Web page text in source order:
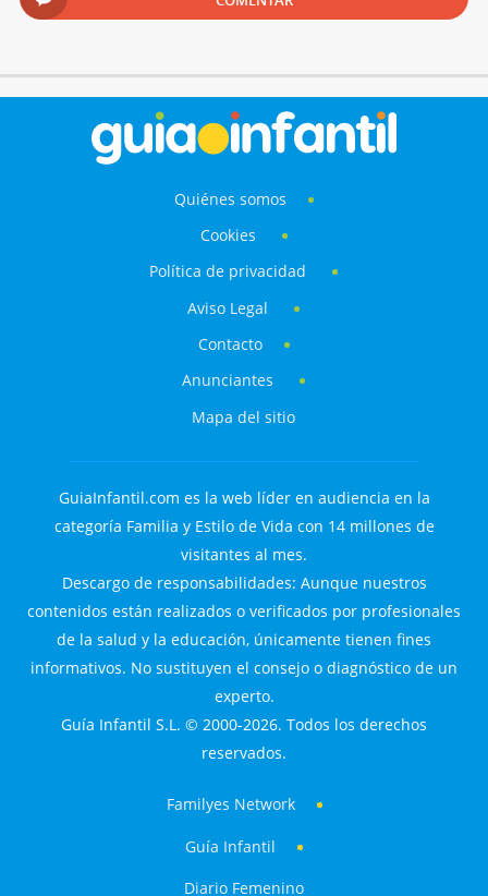
Quiénes somos
Cookies
Política de privacidad
Aviso Legal
Contacto
Anunciantes
Mapa del sitio
GuiaInfantil.com es la web líder en audiencia en la
categoría Familia y Estilo de Vida con 14 millones de
visitantes al mes.
Descargo de responsabilidades: Aunque nuestros
contenidos están realizados o verificados por profesionales
de la salud y la educación, únicamente tienen fines
informativos. No sustituyen el consejo o diagnóstico de un
experto.
Guía Infantil S.L. © 2000-2026. Todos los derechos
reservados.
Familyes Network
Guía Infantil
Diario Femenino